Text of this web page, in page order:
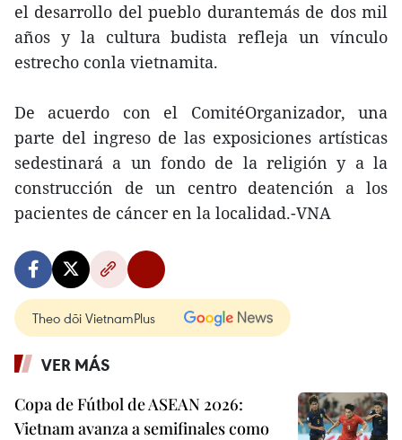
el desarrollo del pueblo durantemás de dos mil
años y la cultura budista refleja un vínculo
estrecho conla vietnamita.
De acuerdo con el ComitéOrganizador, una
parte del ingreso de las exposiciones artísticas
sedestinará a un fondo de la religión y a la
construcción de un centro deatención a los
pacientes de cáncer en la localidad.-VNA
Theo dõi VietnamPlus
VER MÁS
Copa de Fútbol de ASEAN 2026:
Vietnam avanza a semifinales como